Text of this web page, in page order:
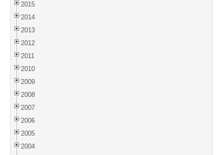
2015
2014
2013
2012
2011
2010
2009
2008
2007
2006
2005
2004